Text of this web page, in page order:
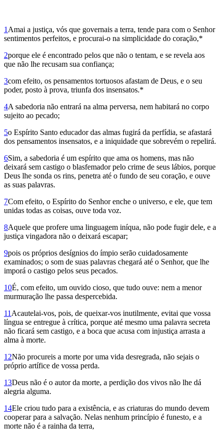
1 Amai a justiça, vós que governais a terra, tende para com o Senhor
sentimentos perfeitos, e procurai-o na simplicidade do coração,*
2porque ele é encontrado pelos que não o tentam, e se revela aos
que não lhe recusam sua confiança;
3com efeito, os pensamentos tortuosos afastam de Deus, e o seu
poder, posto à prova, triunfa dos insensatos.*
4A sabedoria não entrará na alma perversa, nem habitará no corpo
sujeito ao pecado;
5o Espírito Santo educador das almas fugirá da perfídia, se afastará
dos pensamentos insensatos, e a iniquidade que sobrevém o repelirá.
6Sim, a sabedoria é um espírito que ama os homens, mas não
deixará sem castigo o blasfemador pelo crime de seus lábios, porque
Deus lhe sonda os rins, penetra até o fundo de seu coração, e ouve
as suas palavras.
7Com efeito, o Espírito do Senhor enche o universo, e ele, que tem
unidas todas as coisas, ouve toda voz.
8Aquele que profere uma linguagem iníqua, não pode fugir dele, e a
justiça vingadora não o deixará escapar;
9pois os próprios desígnios do ímpio serão cuidadosamente
examinados; o som de suas palavras chegará até o Senhor, que lhe
imporá o castigo pelos seus pecados.
10É, com efeito, um ouvido cioso, que tudo ouve: nem a menor
murmuração lhe passa despercebida.
11 Acautelai-vos, pois, de queixar-vos inutilmente, evitai que vossa
língua se entregue à crítica, porque até mesmo uma palavra secreta
não ficará sem castigo, e a boca que acusa com injustiça arrasta a
alma à morte.
12Não procureis a morte por uma vida desregrada, não sejais o
próprio artífice de vossa perda.
13Deus não é o autor da morte, a perdição dos vivos não lhe dá
alegria alguma.
14Ele criou tudo para a existência, e as criaturas do mundo devem
cooperar para a salvação. Nelas nenhum princípio é funesto, e a
morte não é a rainha da terra,